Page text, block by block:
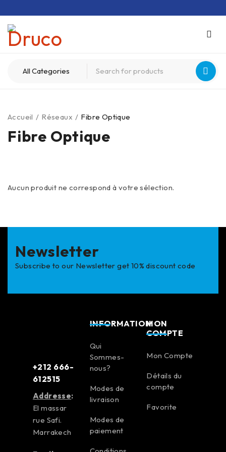
Fibre Optique
Accueil / Réseaux / Fibre Optique
Aucun produit ne correspond à votre sélection.
Newsletter
Subscribe to our Newsletter get 10% discount code
+212 666-
612515
Addresse:
El massar
rue Safi.
Marrakech
INFORMATION
Qui
Sommes-
nous?
Modes de
livraison
Modes de
paiement
MON
COMPTE
Mon Compte
Détails du
compte
Favorite